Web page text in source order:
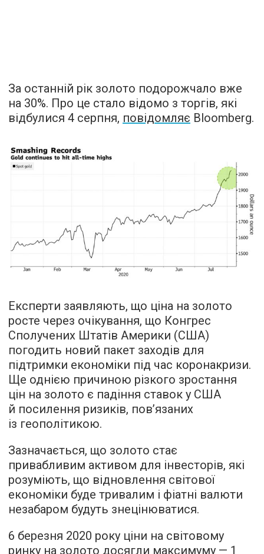
За останній рік золото подорожчало вже
на 30%. Про це стало відомо з торгів, які
відбулися 4 серпня, повідомляє Bloomberg.
Експерти заявляють, що ціна на золото
росте через очікування, що Конгрес
Сполучених Штатів Америки (США)
погодить новий пакет заходів для
підтримки економіки під час коронакризи.
Ще однією причиною різкого зростання
цін на золото є падіння ставок у США
й посилення ризиків, пов’язаних
із геополітикою.
Зазначається, що золото стає
привабливим активом для інвесторів, які
розуміють, що відновлення світової
економіки буде тривалим і фіатні валюти
незабаром будуть знецінюватися.
6 березня 2020 року ціни на світовому
ринку на золото досягли максимуму — 1